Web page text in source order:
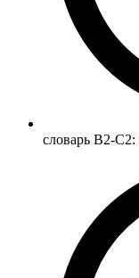
словарь B2-C2: